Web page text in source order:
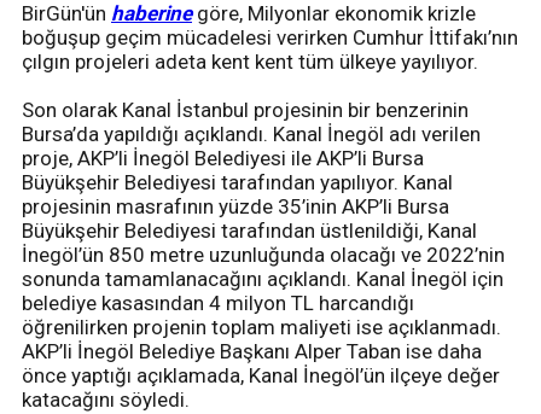
BirGün'ün haberinegöre, Milyonlar ekonomik krizle
boğuşup geçim mücadelesi verirken Cumhur İttifakı’nın
çılgın projeleri adeta kent kent tüm ülkeye yayılıyor.
Son olarak Kanal İstanbul projesinin bir benzerinin
Bursa’da yapıldığı açıklandı. Kanal İnegöl adı verilen
proje, AKP’li İnegöl Belediyesi ile AKP’li Bursa
Büyükşehir Belediyesi tarafından yapılıyor. Kanal
projesinin masrafının yüzde 35’inin AKP’li Bursa
Büyükşehir Belediyesi tarafından üstlenildiği, Kanal
İnegöl’ün 850 metre uzunluğunda olacağı ve 2022’nin
sonunda tamamlanacağını açıklandı. Kanal İnegöl için
belediye kasasından 4 milyon TL harcandığı
öğrenilirken projenin toplam maliyeti ise açıklanmadı.
AKP’li İnegöl Belediye Başkanı Alper Taban ise daha
önce yaptığı açıklamada, Kanal İnegöl’ün ilçeye değer
katacağını söyledi.